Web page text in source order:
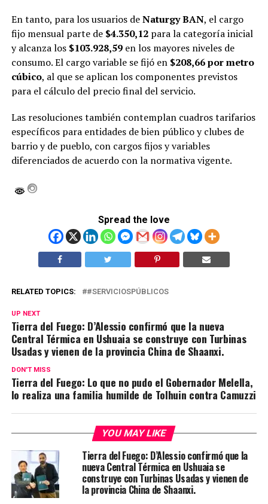
En tanto, para los usuarios deNaturgy BAN, el cargo
fijo mensual parte de $4.350,12para la categoría inicial
y alcanza los $103.928,59en los mayores niveles de
consumo. El cargo variable se fijó en $208,66 por metro
cúbico, al que se aplican los componentes previstos
para el cálculo del precio final del servicio.
Las resoluciones también contemplan cuadros tarifarios
específicos para entidades de bien público y clubes de
barrio y de pueblo, con cargos fijos y variables
diferenciados de acuerdo con la normativa vigente.
Spread the love
RELATED TOPICS: #SERVICIOSPÚBLICOS
UP NEXT
Tierra del Fuego: D’Alessio confirmó que la nueva
Central Térmica en Ushuaia se construye con Turbinas
Usadas y vienen de la provincia China de Shaanxi.
DON'T MISS
Tierra del Fuego: Lo que no pudo el Gobernador Melella,
lo realiza una familia humilde de Tolhuin contra Camuzzi
YOU MAY LIKE
Tierra del Fuego: D’Alessio confirmó que la
nueva Central Térmica en Ushuaia se
construye con Turbinas Usadas y vienen de
la provincia China de Shaanxi.